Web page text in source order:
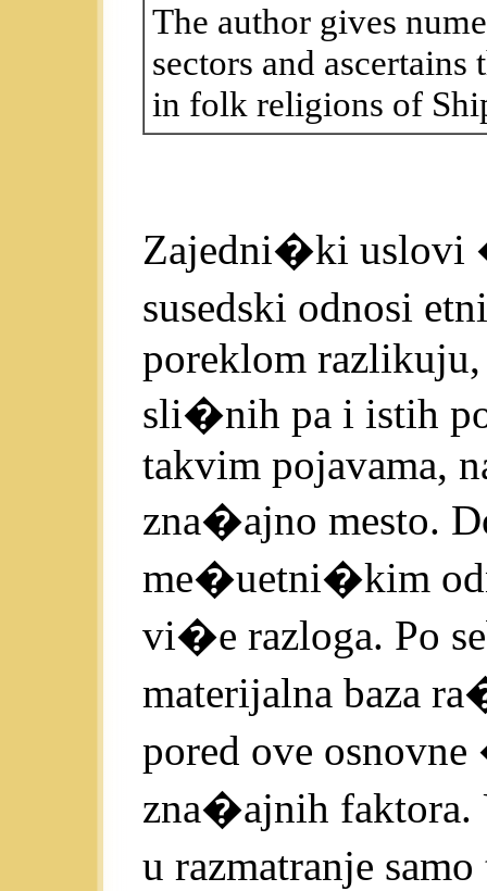
The author gives
sectors and
in folk religions of
Zajedni�ki uslovi
susedski odnosi
poreklom
sli�nih pa i istih
takvim pojavama,
zna�ajno mesto.
me�uetni�kim
vi�e razloga. Po
materijalna baza
pored ove
zna�ajnih faktora.
u razmatranje